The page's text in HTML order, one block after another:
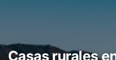
Casas rurales